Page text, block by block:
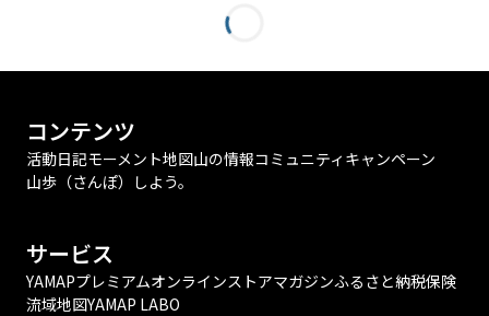
コンテンツ
活動日記モーメント地図山の情報コミュニティ キャンペーン
山歩（さんぽ）しよう。
サービス
YAMAPプレミアムオンラインストアマガジンふるさと納税保険
流域地図YAMAP LABO